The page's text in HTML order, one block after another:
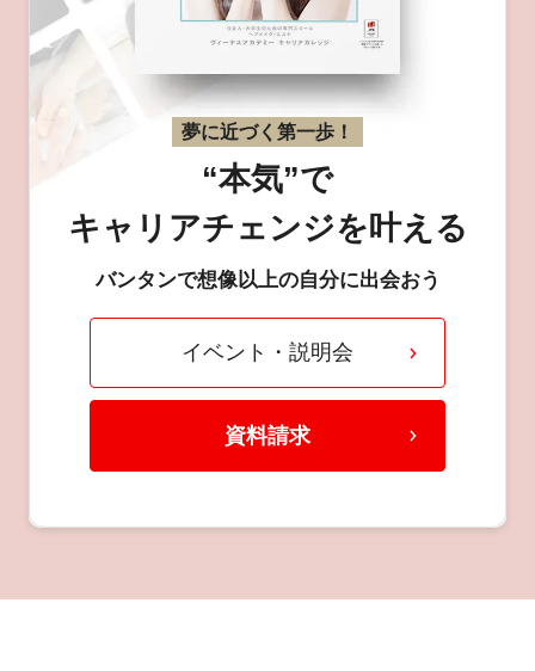
夢に近づく第一歩！
“本気”で
キャリアチェンジを叶える
バンタンで想像以上の自分に出会おう
イベント・説明会
資料請求